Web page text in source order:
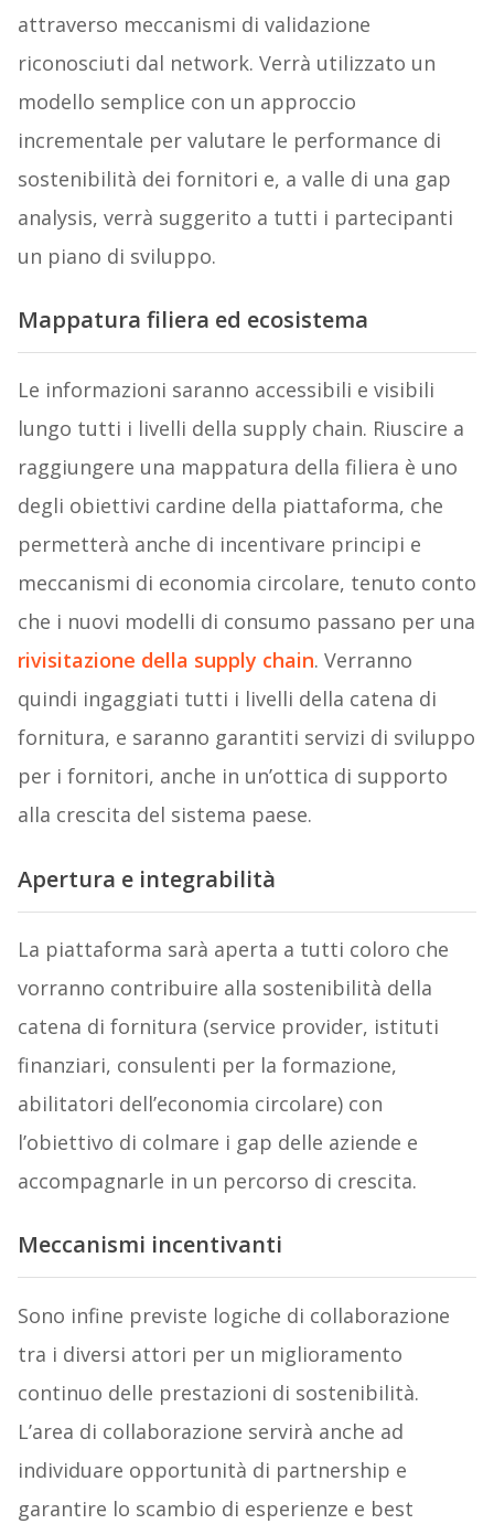
attraverso meccanismi di validazione
riconosciuti dal network. Verrà utilizzato un
modello semplice con un approccio
incrementale per valutare le performance di
sostenibilità dei fornitori e, a valle di una gap
analysis, verrà suggerito a tutti i partecipanti
un piano di sviluppo.
Mappatura filiera ed ecosistema
Le informazioni saranno accessibili e visibili
lungo tutti i livelli della supply chain. Riuscire a
raggiungere una mappatura della filiera è uno
degli obiettivi cardine della piattaforma, che
permetterà anche di incentivare principi e
meccanismi di economia circolare, tenuto conto
che i nuovi modelli di consumo passano per una
rivisitazione della supply chain. Verranno
quindi ingaggiati tutti i livelli della catena di
fornitura, e saranno garantiti servizi di sviluppo
per i fornitori, anche in un’ottica di supporto
alla crescita del sistema paese.
Apertura e integrabilità
La piattaforma sarà aperta a tutti coloro che
vorranno contribuire alla sostenibilità della
catena di fornitura (service provider, istituti
finanziari, consulenti per la formazione,
abilitatori dell’economia circolare) con
l’obiettivo di colmare i gap delle aziende e
accompagnarle in un percorso di crescita.
Meccanismi incentivanti
Sono infine previste logiche di collaborazione
tra i diversi attori per un miglioramento
continuo delle prestazioni di sostenibilità.
L’area di collaborazione servirà anche ad
individuare opportunità di partnership e
garantire lo scambio di esperienze e best